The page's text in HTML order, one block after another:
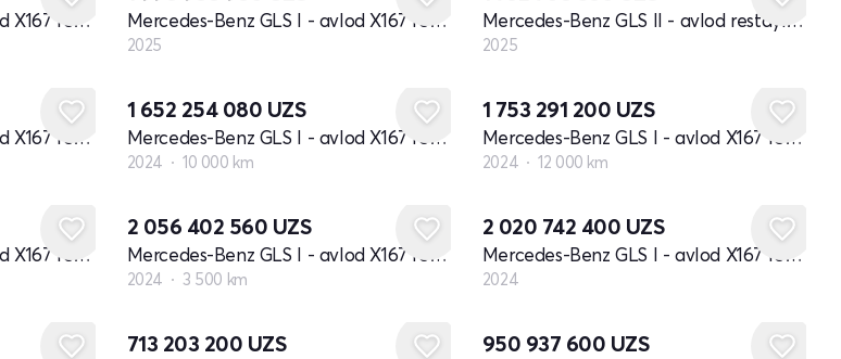
Mercedes-Benz GLS I - avlod X167 restayling Mercedes-Benz GLS I - avlod X167 restayling
2025
Mercedes-Benz GLS II - avlod restayling
2025
Mercedes-Benz GLS I - avlod X167 restayling
1 652 254 080 UZS
Mercedes-Benz GLS I - avlod X167 restayling
2024 10 000 km
1 753 291 200 UZS
Mercedes-Benz GLS I - avlod X167 restayling
2024 12 000 km
Mercedes-Benz GLS I - avlod X167 restayling
2 056 402 560 UZS
Mercedes-Benz GLS I - avlod X167 restayling
2024 3 500 km
2 020 742 400 UZS
Mercedes-Benz GLS I - avlod X167 restayling
2024
713 203 200 UZS 950 937 600 UZS